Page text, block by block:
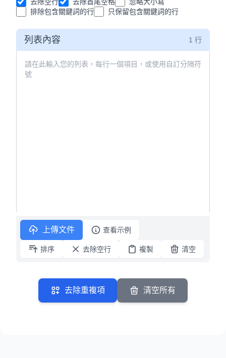
排除包含關鍵詞的行
只保留包含關鍵詞的行
列表內容 1 行
上傳文件 查看示例
排序 去除空行 複製 清空
去除重複項 清空所有